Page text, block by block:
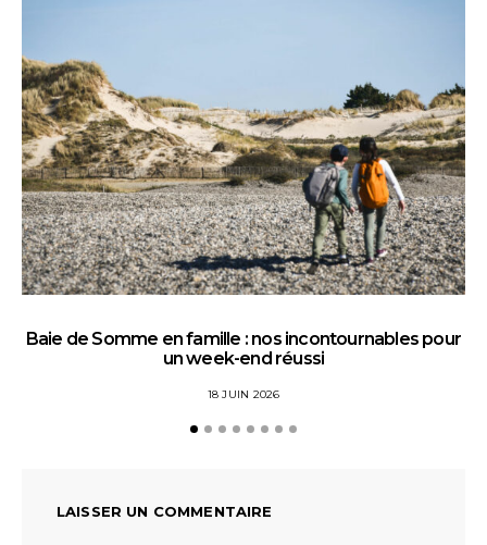
Baie de Somme en famille : nos incontournables pour
un week-end réussi
18 JUIN 2026
LAISSER UN COMMENTAIRE